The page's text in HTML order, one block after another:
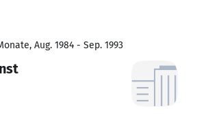
Aug. 1984 - Sep. 1993